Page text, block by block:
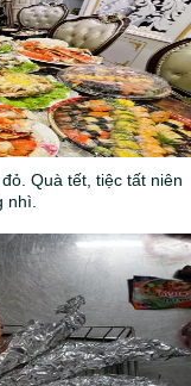
Quà tết, tiệc tất niên
nhì.